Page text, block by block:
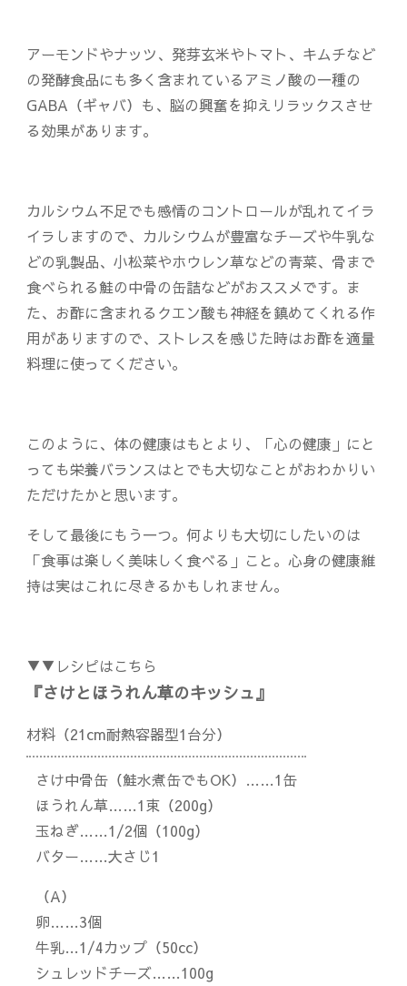
アーモンドやナッツ、発芽玄米やトマト、キムチなど
の発酵食品にも多く含まれているアミノ酸の一種の
GABA（ギャバ）も、脳の興奮を抑えリラックスさせ
る効果があります。
カルシウム不足でも感情のコントロールが乱れてイラ
イラしますので、カルシウムが豊富なチーズや牛乳な
どの乳製品、小松菜やホウレン草などの青菜、骨まで
食べられる鮭の中骨の缶詰などがおススメです。ま
た、お酢に含まれるクエン酸も神経を鎮めてくれる作
用がありますので、ストレスを感じた時はお酢を適量
料理に使ってください。
このように、体の健康はもとより、「心の健康」にと
っても栄養バランスはとでも大切なことがおわかりい
ただけたかと思います。
そして最後にもう一つ。何よりも大切にしたいのは
「食事は楽しく美味しく食べる」こと。心身の健康維
持は実はこれに尽きるかもしれません。
▼▼レシピはこちら
『さけとほうれん草のキッシュ』
材料（21cm耐熱容器型1台分）
さけ中骨缶（鮭水煮缶でもOK）……1缶
ほうれん草……1束（200g）
玉ねぎ……1/2個（100g）
バター……大さじ1
（A）
卵……3個
牛乳…1/4カップ（50cc）
シュレッドチーズ……100g